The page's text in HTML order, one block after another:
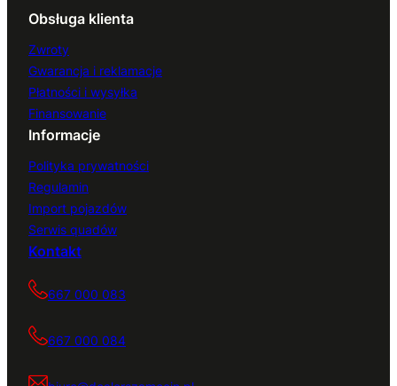
Obsługa klienta
Zwroty
Gwarancja i reklamacje
Płatności i wysyłka
Finansowanie
Informacje
Polityka prywatności
Regulamin
Import pojazdów
Serwis quadów
Kontakt
667 000 083
667 000 084